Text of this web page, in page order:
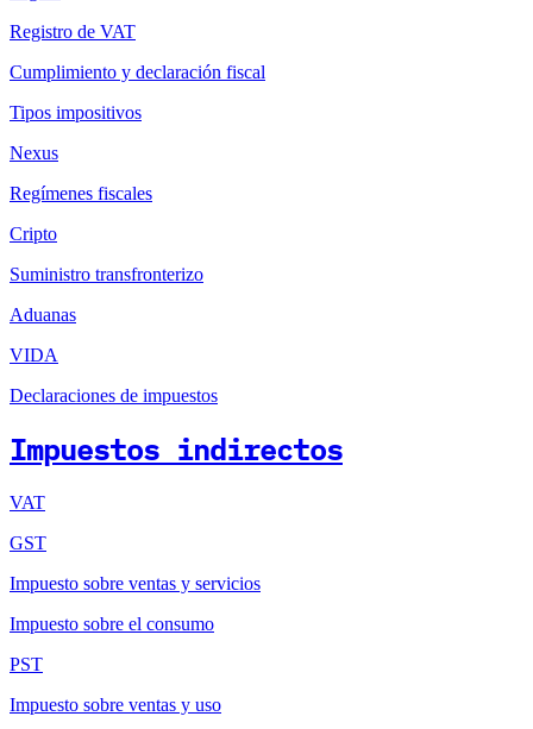
Registro de VAT
Cumplimiento y declaración fiscal
Tipos impositivos
Nexus
Regímenes fiscales
Cripto
Suministro transfronterizo
Aduanas
VIDA
Declaraciones de impuestos
Impuestos indirectos
VAT
GST
Impuesto sobre ventas y servicios
Impuesto sobre el consumo
PST
Impuesto sobre ventas y uso